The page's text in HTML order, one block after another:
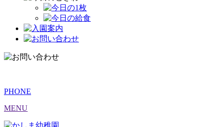
PHONE
MENU